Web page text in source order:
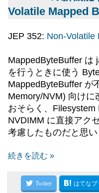
Volatile Mapped
JEP 352: Non-Volatile
MappedByteBuffer は
を行うときに使う
MappedByteBuffer が
Memory/NVM) 向けに
おそらく、
NVDIMM に直接アク
考慮したものだと思い
続きを読む »